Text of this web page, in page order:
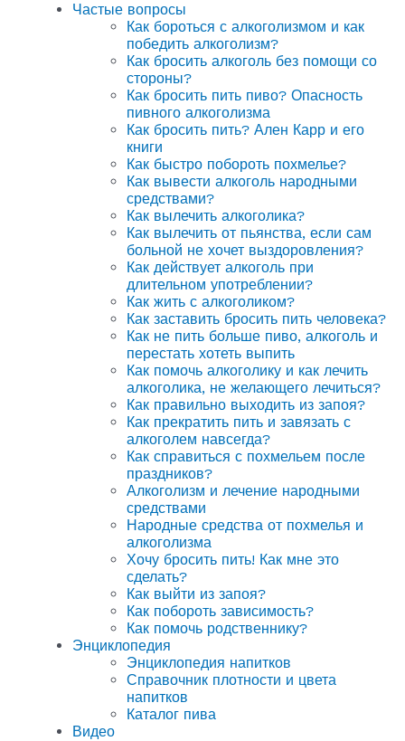
Частые вопросы
Как бороться с алкоголизмом и как
победить алкоголизм?
Как бросить алкоголь без помощи со
стороны?
Как бросить пить пиво? Опасность
пивного алкоголизма
Как бросить пить? Ален Карр и его
книги
Как быстро побороть похмелье?
Как вывести алкоголь народными
средствами?
Как вылечить алкоголика?
Как вылечить от пьянства, если сам
больной не хочет выздоровления?
Как действует алкоголь при
длительном употреблении?
Как жить с алкоголиком?
Как заставить бросить пить человека?
Как не пить больше пиво, алкоголь и
перестать хотеть выпить
Как помочь алкоголику и как лечить
алкоголика, не желающего лечиться?
Как правильно выходить из запоя?
Как прекратить пить и завязать с
алкоголем навсегда?
Как справиться с похмельем после
праздников?
Алкоголизм и лечение народными
средствами
Народные средства от похмелья и
алкоголизма
Хочу бросить пить! Как мне это
сделать?
Как выйти из запоя?
Как побороть зависимость?
Как помочь родственнику?
Энциклопедия
Энциклопедия напитков
Справочник плотности и цвета
напитков
Каталог пива
Видео